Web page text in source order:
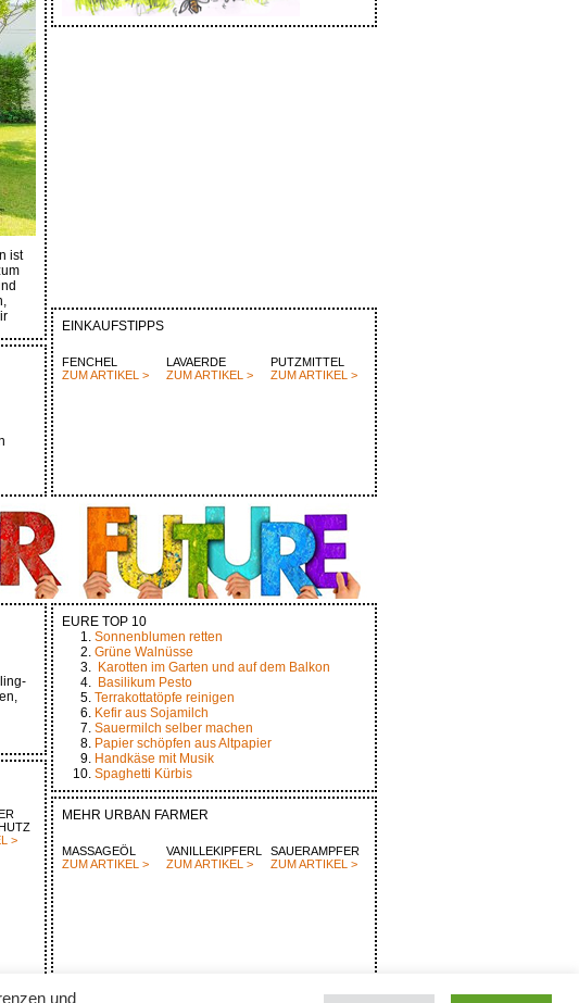
EINKAUFSTIPPS
FENCHEL
ZUM ARTIKEL >
LAVAERDE
ZUM ARTIKEL >
PUTZMITTEL
ZUM ARTIKEL >
EURE TOP 10
Sonnenblumen retten
Grüne Walnüsse
Karotten im Garten und auf dem Balkon
Basilikum Pesto
Terrakottatöpfe reinigen
Kefir aus Sojamilch
Sauermilch selber machen
Papier schöpfen aus Altpapier
Handkäse mit Musik
Spaghetti Kürbis
MEHR URBAN FARMER
MASSAGEÖL
ZUM ARTIKEL >
VANILLEKIPFERL
ZUM ARTIKEL >
SAUERAMPFER
ZUM ARTIKEL >
ist
>
und